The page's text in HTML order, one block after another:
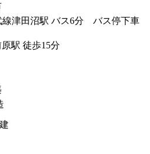
線津田沼駅 バス6分 バス停下車
駅 徒歩15分